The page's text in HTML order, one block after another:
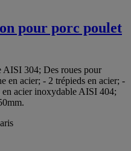
pour porc poulet
AISI 304; Des roues pour
en acier; - 2 trépieds en acier; -
en acier inoxydable AISI 404;